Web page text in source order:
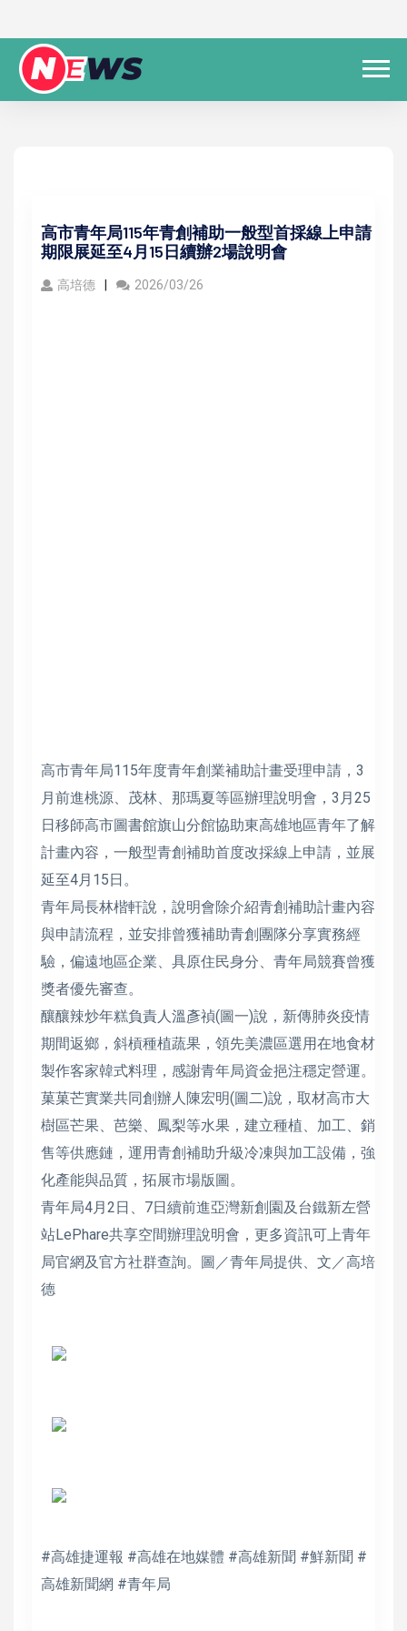
高市青年局115年青創補助一般型首採線上申請
期限展延至4月15日續辦2場說明會
高培德 2026/03/26
高市青年局115年度青年創業補助計畫受理申請，3
月前進桃源、茂林、那瑪夏等區辦理說明會，3月25
日移師高市圖書館旗山分館協助東高雄地區青年了解
計畫內容，一般型青創補助首度改採線上申請，並展
延至4月15日。
青年局長林楷軒說，說明會除介紹青創補助計畫內容
與申請流程，並安排曾獲補助青創團隊分享實務經
驗，偏遠地區企業、具原住民身分、青年局競賽曾獲
獎者優先審查。
釀釀辣炒年糕負責人溫彥禎(圖一)說，新傳肺炎疫情
期間返鄉，斜槓種植蔬果，領先美濃區選用在地食材
製作客家韓式料理，感謝青年局資金挹注穩定營運。
菓菓芒實業共同創辦人陳宏明(圖二)說，取材高市大
樹區芒果、芭樂、鳳梨等水果，建立種植、加工、銷
售等供應鏈，運用青創補助升級冷凍與加工設備，強
化產能與品質，拓展市場版圖。
青年局4月2日、7日續前進亞灣新創園及台鐵新左營
站LePhare共享空間辦理說明會，更多資訊可上青年
局官網及官方社群查詢。圖／青年局提供、文／高培
德
#高雄捷運報 #高雄在地媒體 #高雄新聞 #鮮新聞 #
高雄新聞網 #青年局